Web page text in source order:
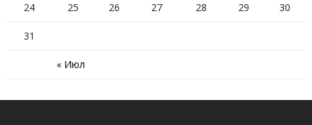
« Июл
24 25 26 27 28 29 30
31